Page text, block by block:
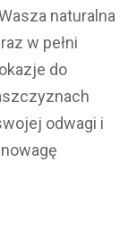
naturalna
w pełni
do
odwagi i